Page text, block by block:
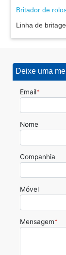
Britador de
Linha de
Deixe uma